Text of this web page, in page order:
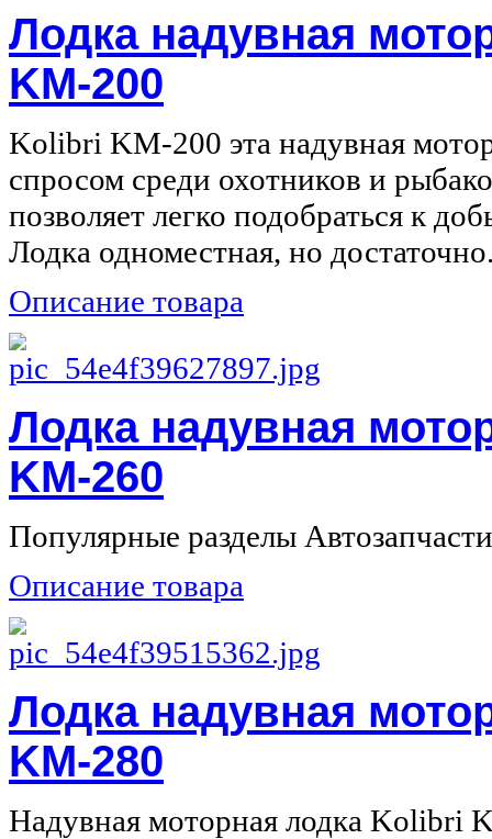
Лодка надувная
KM-200
Kolibri KM-200 эта надувная
спросом среди охотников и
позволяет легко подобраться к
Лодка одноместная, но
Описание товара
Лодка надувная
KM-260
Популярные разделы
Описание товара
Лодка надувная
KM-280
Надувная моторная лодка Kolibri